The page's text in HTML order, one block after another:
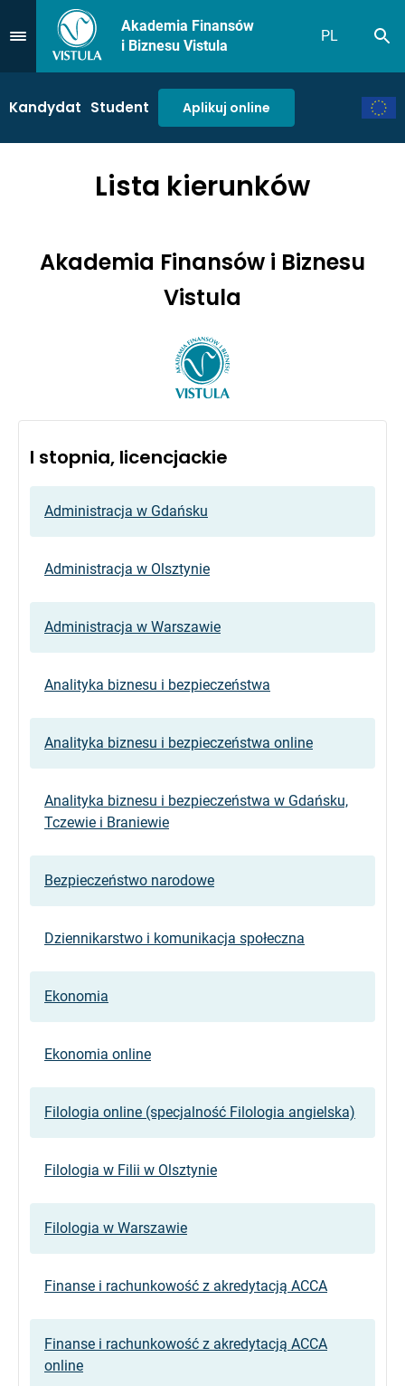
Przejdź do Menu
Akademia Finansów
i Biznesu Vistula
PL
Kandydat Student Aplikuj online
Lista kierunków
Akademia Finansów i Biznesu
Vistula
I stopnia, licencjackie
Administracja w Gdańsku
Administracja w Olsztynie
Administracja w Warszawie
Analityka biznesu i bezpieczeństwa
Analityka biznesu i bezpieczeństwa online
Analityka biznesu i bezpieczeństwa w Gdańsku,
Tczewie i Braniewie
Bezpieczeństwo narodowe
Dziennikarstwo i komunikacja społeczna
Ekonomia
Ekonomia online
Filologia online (specjalność Filologia angielska)
Filologia w Filii w Olsztynie
Filologia w Warszawie
Finanse i rachunkowość z akredytacją ACCA
Finanse i rachunkowość z akredytacją ACCA
online